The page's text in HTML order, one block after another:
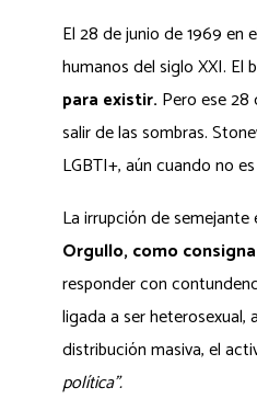
El 28 de junio de 1969 en
humanos del siglo XXI. El
para existir. Pero ese 28
salir de las sombras.
LGBTI+, aún cuando no
La irrupción de
Orgullo, como
responder con
ligada a ser heterosexual,
distribución masiva, el
política”.